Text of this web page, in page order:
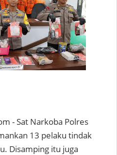
- Sat Narkoba Polres
13 pelaku tindak
Disamping itu juga